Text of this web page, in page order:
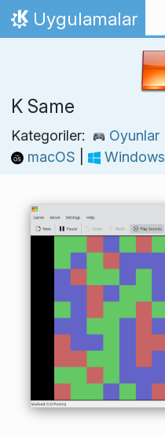
İçeriğe atla
Ana Sayfa
Uygulamalar
K Same
Kategoriler: Oyunlar
macOS
Windows